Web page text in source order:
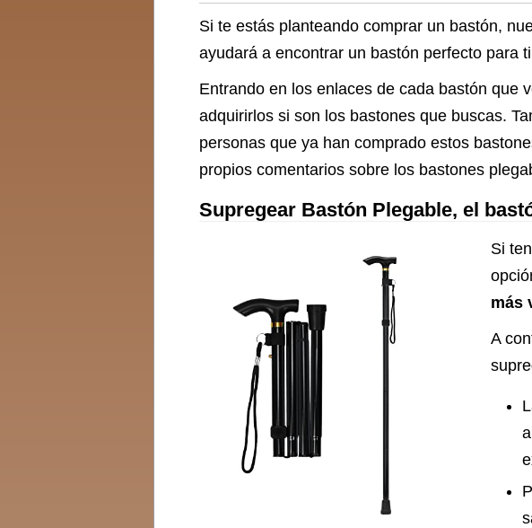
Si te estás planteando comprar un bastón,
ayudará a encontrar un bastón perfecto para
Entrando en los enlaces de cada bastón que
adquirirlos si son los bastones que buscas.
personas que ya han comprado estos
propios comentarios sobre los bastones
Supregear Bastón Plegable, el
Si
más
A